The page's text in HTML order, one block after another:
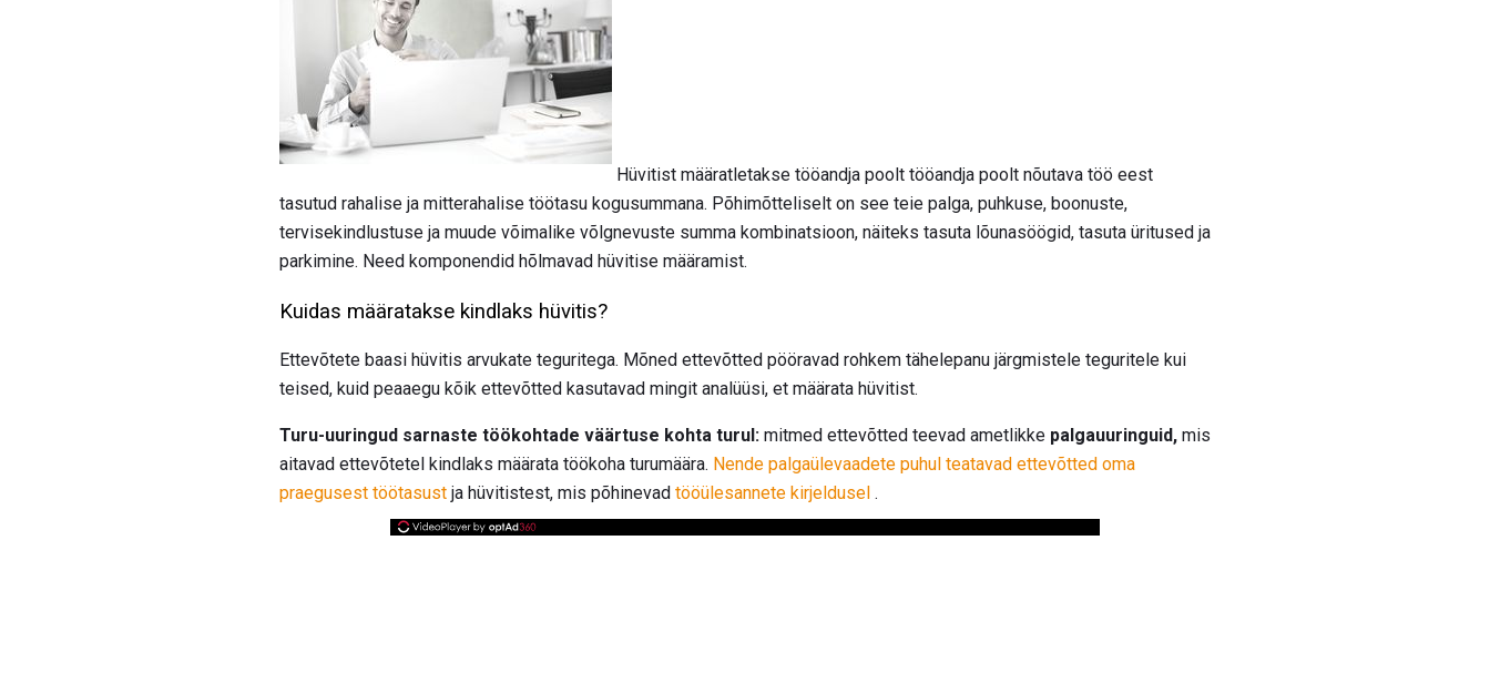
Hüvitist määratletakse tööandja poolt tööandja poolt nõutava töö eest
tasutud rahalise ja mitterahalise töötasu kogusummana. Põhimõtteliselt on see teie palga, puhkuse, boonuste,
tervisekindlustuse ja muude võimalike võlgnevuste summa kombinatsioon, näiteks tasuta lõunasöögid, tasuta üritused ja
parkimine. Need komponendid hõlmavad hüvitise määramist.
Kuidas määratakse kindlaks hüvitis?
Ettevõtete baasi hüvitis arvukate teguritega. Mõned ettevõtted pööravad rohkem tähelepanu järgmistele teguritele kui
teised, kuid peaaegu kõik ettevõtted kasutavad mingit analüüsi, et määrata hüvitist.
Turu-uuringud sarnaste töökohtade väärtuse kohta turul: mitmed ettevõtted teevad ametlikke palgauuringuid, mis
aitavad ettevõtetel kindlaks määrata töökoha turumäära. Nende palgaülevaadete puhul teatavad ettevõtted oma
praegusest töötasust ja hüvitistest, mis põhinevad tööülesannete kirjeldusel .